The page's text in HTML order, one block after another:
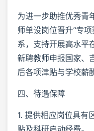
为进一步助推优秀青
师单设岗位晋升“专
系，支持开展高水平
新聘教师申报国家、
后各项津贴与学校薪
四、待遇保障
1. 提供相应岗位具有
贴及科研启动经费。